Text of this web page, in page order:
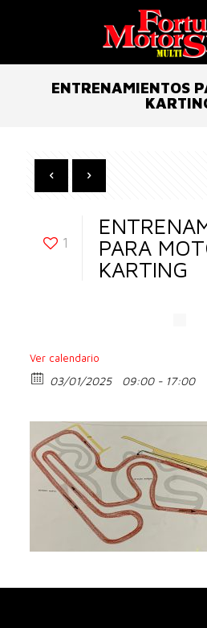
ENTRENAMIENTOS
1
PARA
KARTING
Ver calendario
03/01/2025 09:00 - 17:00